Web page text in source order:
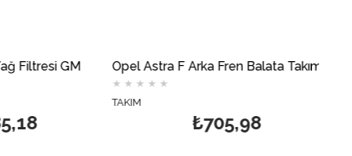
GM Opel Astra F Arka Fren Balata Takımı Papuç (İnce Tip) DELPHİ
★ ★ ★
TAKIM
₺705,98